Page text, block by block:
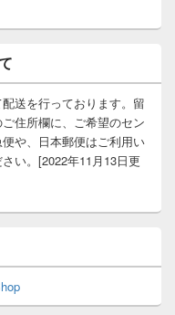
送を行っております。留
住所欄に、ご希望のセン
や、日本郵便はご利用い
い。[2022年11月13日更